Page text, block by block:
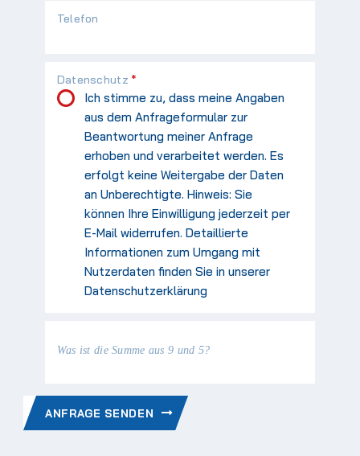
Telefon
Pflichtfeld
Datenschutz *
Ich stimme zu, dass meine Angaben
aus dem Anfrageformular zur
Beantwortung meiner Anfrage
erhoben und verarbeitet werden. Es
erfolgt keine Weitergabe der Daten
an Unberechtigte. Hinweis: Sie
können Ihre Einwilligung jederzeit per
E-Mail widerrufen. Detaillierte
Informationen zum Umgang mit
Nutzerdaten finden Sie in unserer
Datenschutzerklärung
Was ist die Summe aus 9 und 5?
ANFRAGE SENDEN